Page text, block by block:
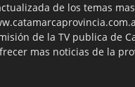
de los temas
de la TV publica de
mas noticias de la